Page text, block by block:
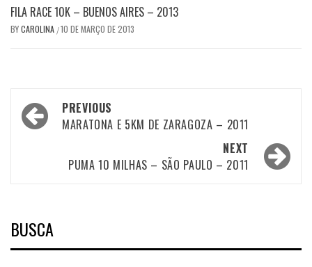
FILA RACE 10K – BUENOS AIRES – 2013
BYCAROLINA /10 DE MARÇO DE 2013
Post
navigation
PREVIOUS
MARATONA E 5KM DE ZARAGOZA – 2011
NEXT
PUMA 10 MILHAS – SÃO PAULO – 2011
BUSCA